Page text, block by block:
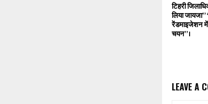
टिहरी
लिया
रेंडमाइजेशन में
चयन”।
LEAVE A